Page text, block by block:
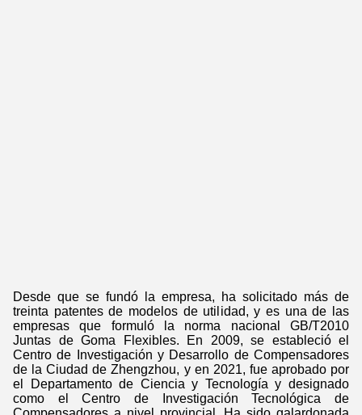
Desde que se fundó la empresa, ha solicitado más de
treinta patentes de modelos de utilidad, y es una de las
empresas que formuló la norma nacional GB/T2010
Juntas de Goma Flexibles. En 2009, se estableció el
Centro de Investigación y Desarrollo de Compensadores
de la Ciudad de Zhengzhou, y en 2021, fue aprobado por
el Departamento de Ciencia y Tecnología y designado
como el Centro de Investigación Tecnológica de